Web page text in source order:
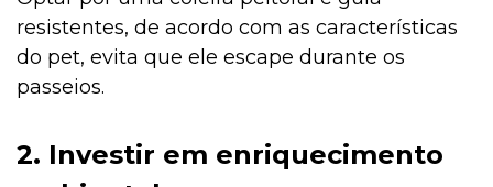
resistentes, de acordo com as características
do pet, evita que ele escape durante os
passeios.
2. Investir em enriquecimento